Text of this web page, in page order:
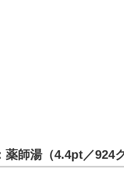
薬師湯（4.4pt／924